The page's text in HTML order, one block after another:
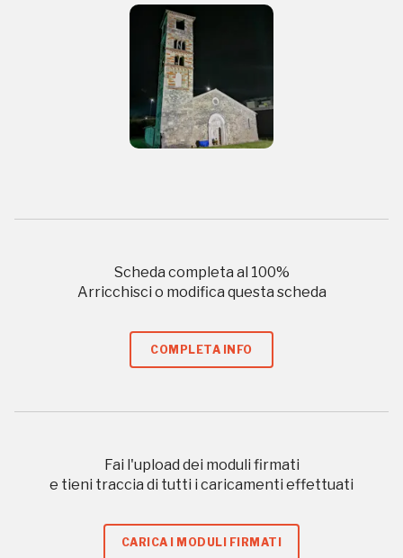
Scheda completa al 100%
Arricchisci o modifica questa scheda
COMPLETA INFO
Fai l'upload dei moduli firmati
e tieni traccia di tutti i caricamenti effettuati
CARICA I MODULI FIRMATI
Regalati 365 giorni di arte e cultura nell'Italia
più bella, risparmiando.
ISCRIVITI AL FAI
Scopri tutte le opportunità riservate agli iscritti
nei Beni FAI tutto l'anno
Sansevero
Palazzo Strozzi